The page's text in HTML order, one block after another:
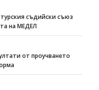
съдийски съюз
на МЕДЕЛ
от проучването